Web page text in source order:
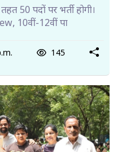
50 पदों पर भर्ती होगी।
10वीं-12वीं पा
145